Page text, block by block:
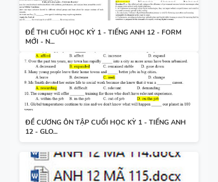
ĐỀ THI CUỐI HỌC KỲ 1 - TIẾNG ANH 12 - FORM
MỚI - N...
ĐỀ CƯƠNG ÔN TẬP CUỐI HỌC KỲ 1 - TIẾNG ANH
12 - GLO...